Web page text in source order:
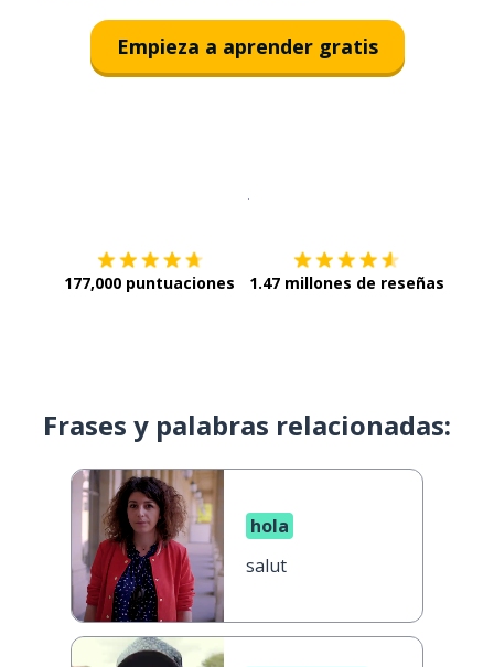
Empieza a aprender gratis
177,000 puntuaciones 1.47 millones de reseñas
Frases y palabras relacionadas:
hola
salut